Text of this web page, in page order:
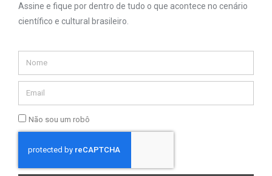
Assine e fique por dentro de tudo o que acontece no cenário
científico e cultural brasileiro.
Não sou um robô